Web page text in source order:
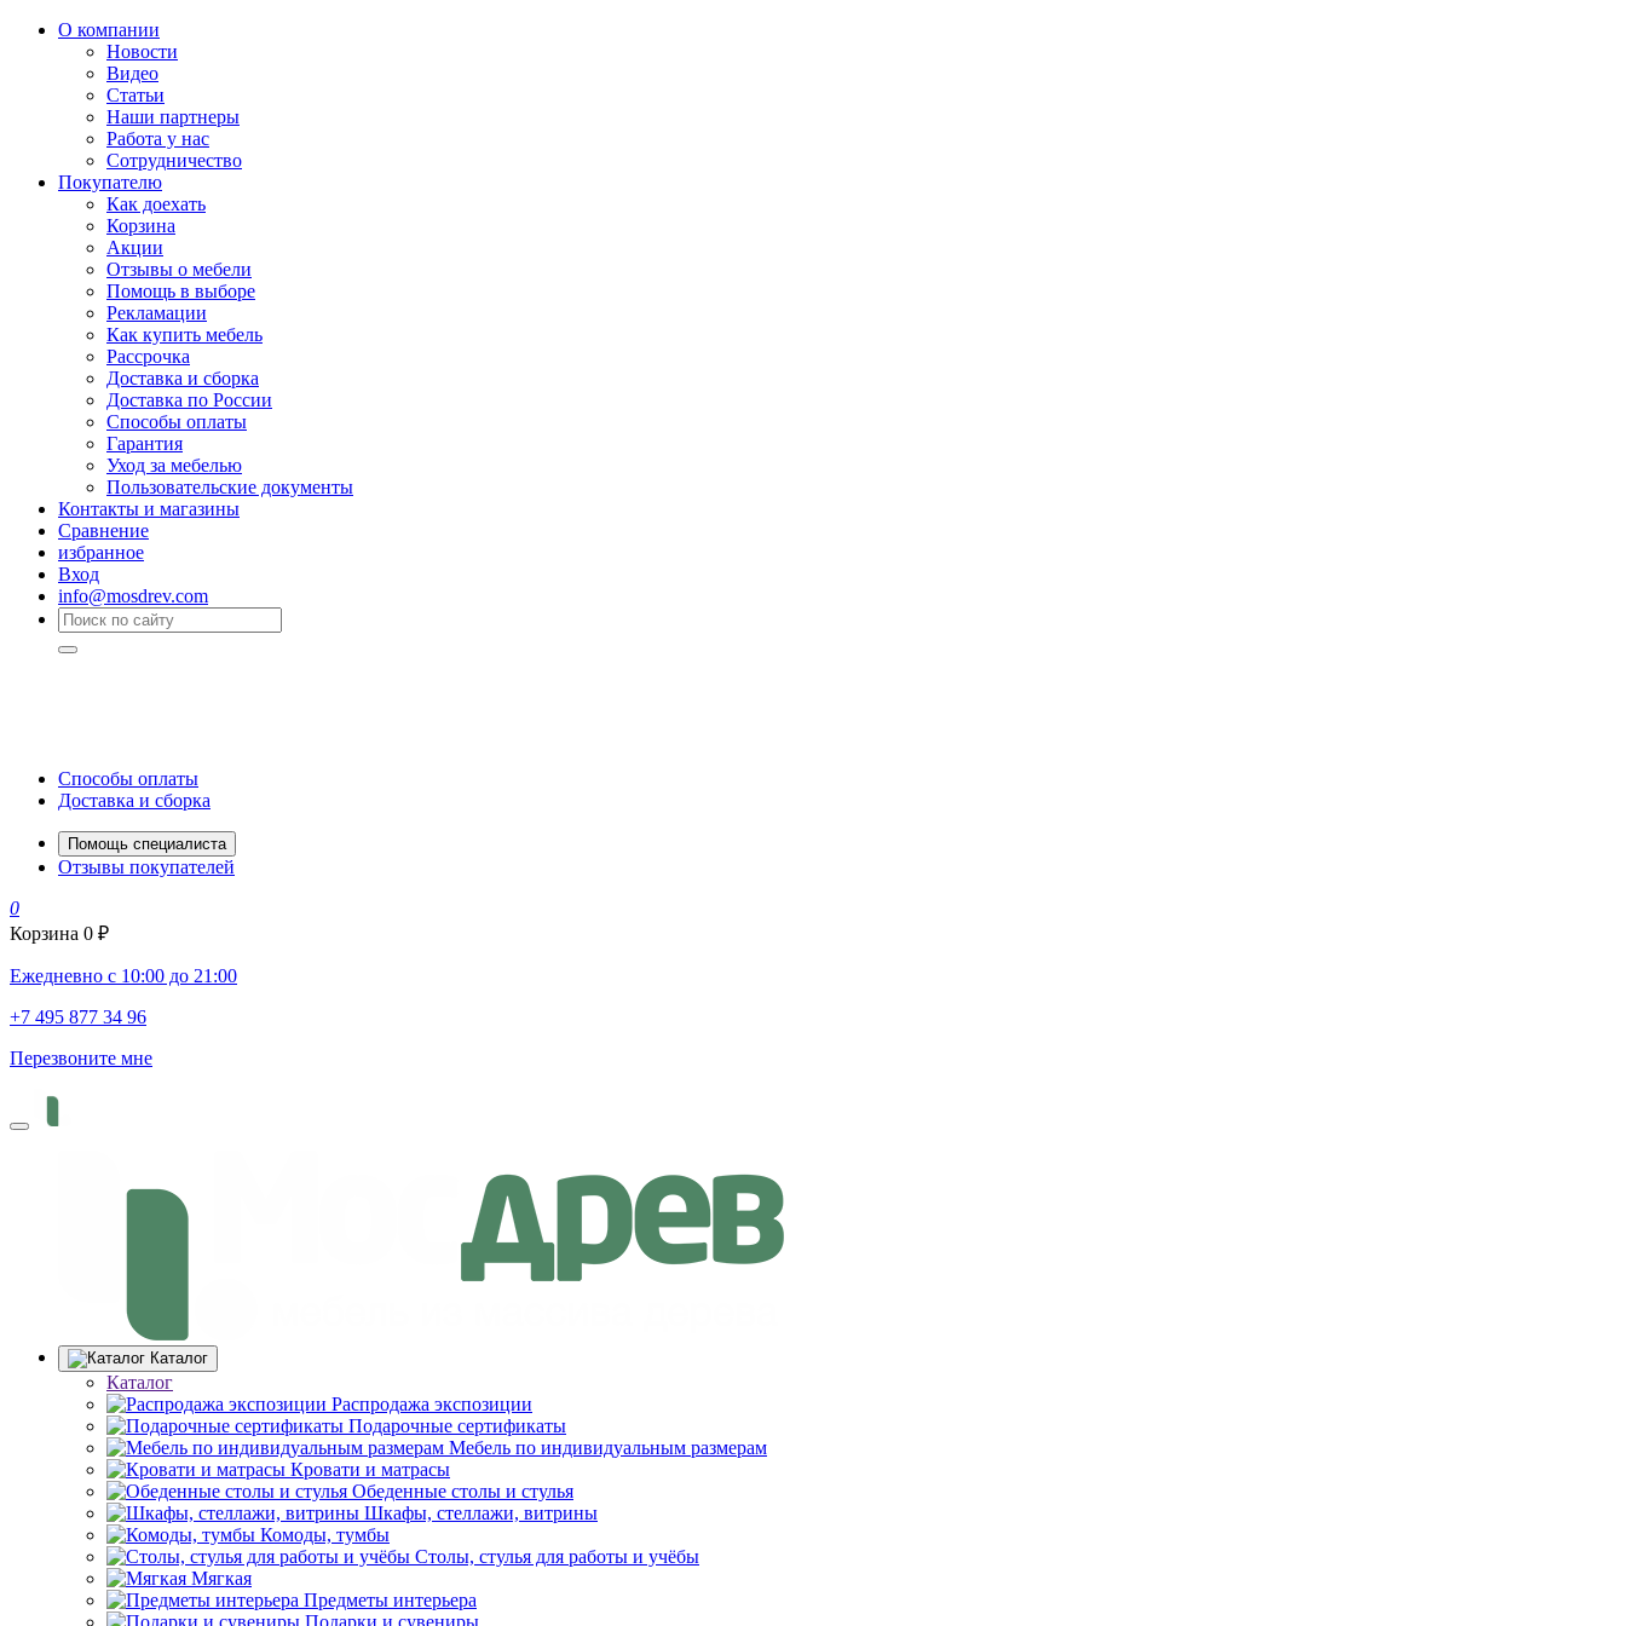
О компании
Новости
Видео
Статьи
Наши партнеры
Работа у нас
Сотрудничество
Покупателю
Как доехать
Корзина
Акции
Отзывы о мебели
Помощь в выборе
Рекламации
Как купить мебель
Рассрочка
Доставка и сборка
Доставка по России
Способы оплаты
Гарантия
Уход за мебелью
Пользовательские документы
Контакты и магазины
Сравнение
избранное
Вход
info@mosdrev.com
Способы оплаты
Доставка и сборка
Помощь специалиста
Отзывы покупателей
0
Корзина 0 ₽
Ежедневно с 10:00 до 21:00
+7 495 877 34 96
Перезвоните мне
Каталог
Каталог
Распродажа экспозиции
Подарочные сертификаты
Мебель по индивидуальным размерам
Кровати и матрасы
Обеденные столы и стулья
Шкафы, стеллажи, витрины
Комоды, тумбы
Столы, стулья для работы и учёбы
Мягкая
Предметы интерьера
Подарки и сувениры